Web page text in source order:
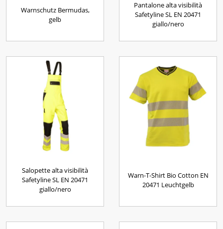
Warnschutz Bermudas,
gelb
Pantalone alta visibilità
Safetyline SL EN 20471
giallo/nero
Salopette alta visibilità
Safetyline SL EN 20471
giallo/nero
Warn-T-Shirt Bio Cotton EN
20471 Leuchtgelb